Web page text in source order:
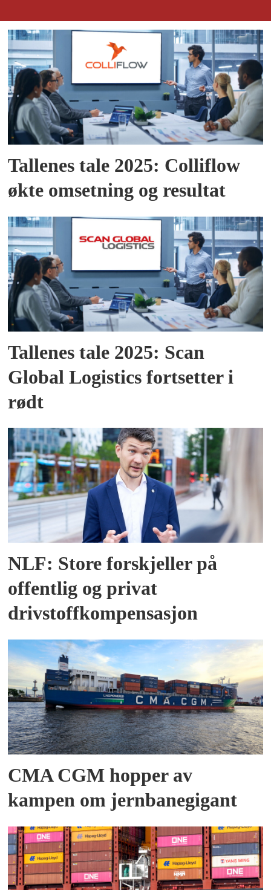
Tallenes tale 2025: Colliflow
økte omsetning og resultat
Tallenes tale 2025: Scan
Global Logistics fortsetter i
rødt
NLF: Store forskjeller på
offentlig og privat
drivstoffkompensasjon
CMA CGM hopper av
kampen om jernbanegigant